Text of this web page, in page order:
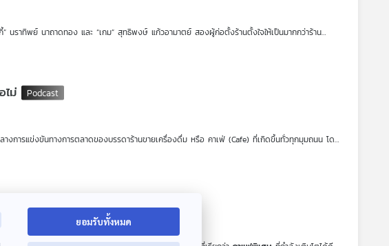
ราทิพย์ นาถาดทอง และ “เกม” สุทธิพงษ์ แก้วอามาตย์ สองผู้ก่อตั้งร้านตั้งใจให้เป็นมากกว่าร้าน
อสะสมของ “กี้&เกม” การบริหารจัดการร้านหนังสือออนไลน์และหน้าร้านแบบออนไซต์ของทั้งคู่ การ
อง ให้คนได้มาแชร์เรื่องราวผ่านหนังสือและการอ่าน รวมถึงความสำคัญของร้านหนังสือกับการหล่อ
ไม่
างการแข่งขันทางการตลาดของบรรดาร้านขายเครื่องดื่ม หรือ คาเฟ่ (Cafe) ที่เกิดขึ้นทั่วทุกมุมถนน โดย
ยอมรับทั้งหมด